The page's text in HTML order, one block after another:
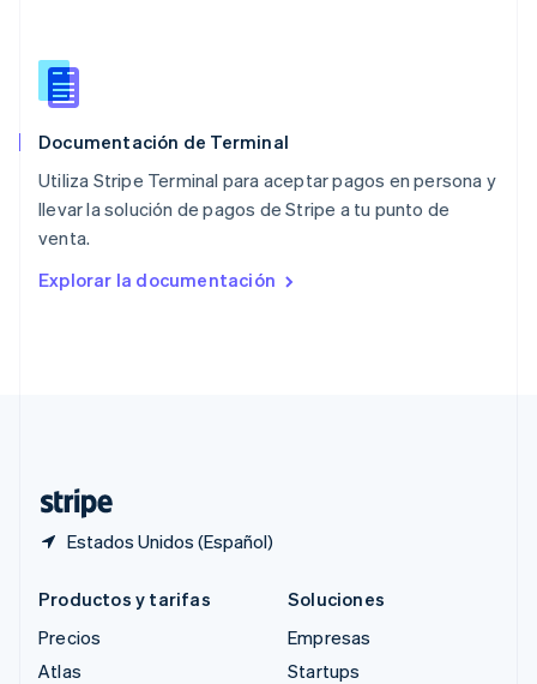
Documentación de Terminal
Utiliza Stripe Terminal para aceptar pagos en persona y
llevar la solución de pagos de Stripe a tu punto de
venta.
Explorar la documentación
Estados Unidos (Español)
Portugal
Português
English简体中文
Reino Unido
English
República Checa
English
English
Productos y tarifas
Precios
Atlas
Soluciones
Empresas
Startups